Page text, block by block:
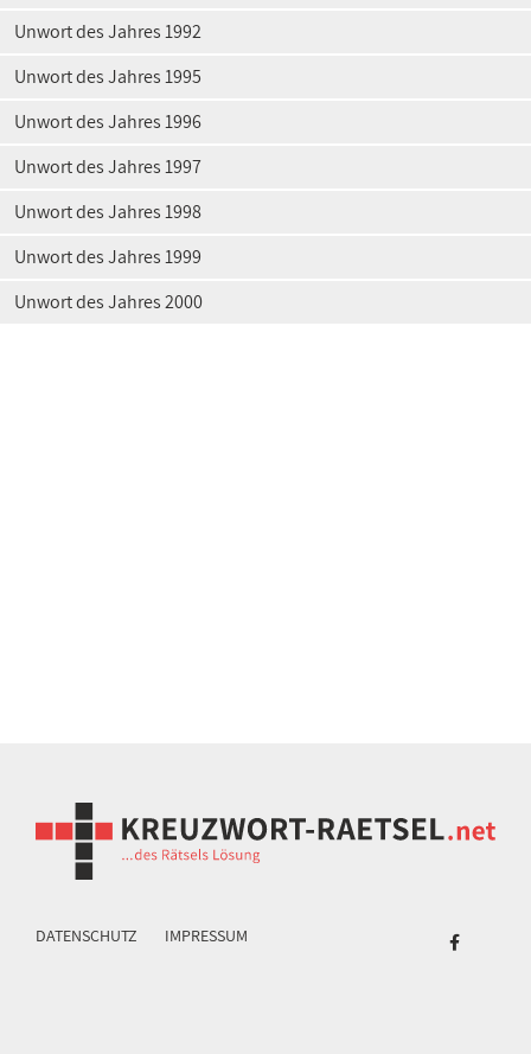
Unwort des Jahres 1992
Unwort des Jahres 1995
Unwort des Jahres 1996
Unwort des Jahres 1997
Unwort des Jahres 1998
Unwort des Jahres 1999
Unwort des Jahres 2000
DATENSCHUTZ IMPRESSUM